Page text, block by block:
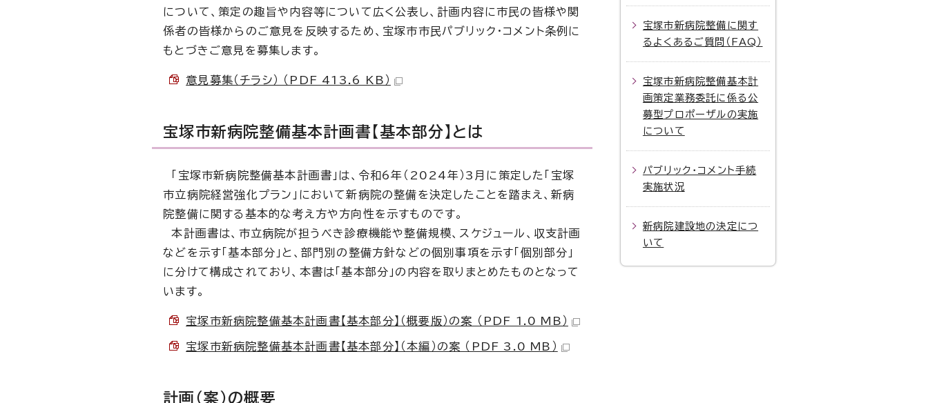
について、策定の趣旨や内容等について広く公表し、計画内容に市民の皆様や関
係者の皆様からのご意見を反映するため、宝塚市市民パブリック・コメント条例に
もとづきご意見を募集します。
意見募集（チラシ） （PDF 413.6 KB）
宝塚市新病院整備基本計画書【基本部分】とは
「宝塚市新病院整備基本計画書」は、令和6年（2024年）3月に策定した「宝塚
市立病院経営強化プラン」において新病院の整備を決定したことを踏まえ、新病
院整備に関する基本的な考え方や方向性を示すものです。
本計画書は、市立病院が担うべき診療機能や整備規模、スケジュール、収支計画
などを示す「基本部分」と、部門別の整備方針などの個別事項を示す「個別部分」
に分けて構成されており、本書は「基本部分」の内容を取りまとめたものとなって
います。
宝塚市新病院整備基本計画書【基本部分】（概要版）の案 （PDF 1.0 MB）
宝塚市新病院整備基本計画書【基本部分】（本編）の案 （PDF 3.0 MB）
計画（案）の概要
宝塚市新病院整備に関す
るよくあるご質問（FAQ）
宝塚市新病院整備基本計
画策定業務委託に係る公
募型プロポーザルの実施
について
パブリック・コメント手続
実施状況
新病院建設地の決定につ
いて